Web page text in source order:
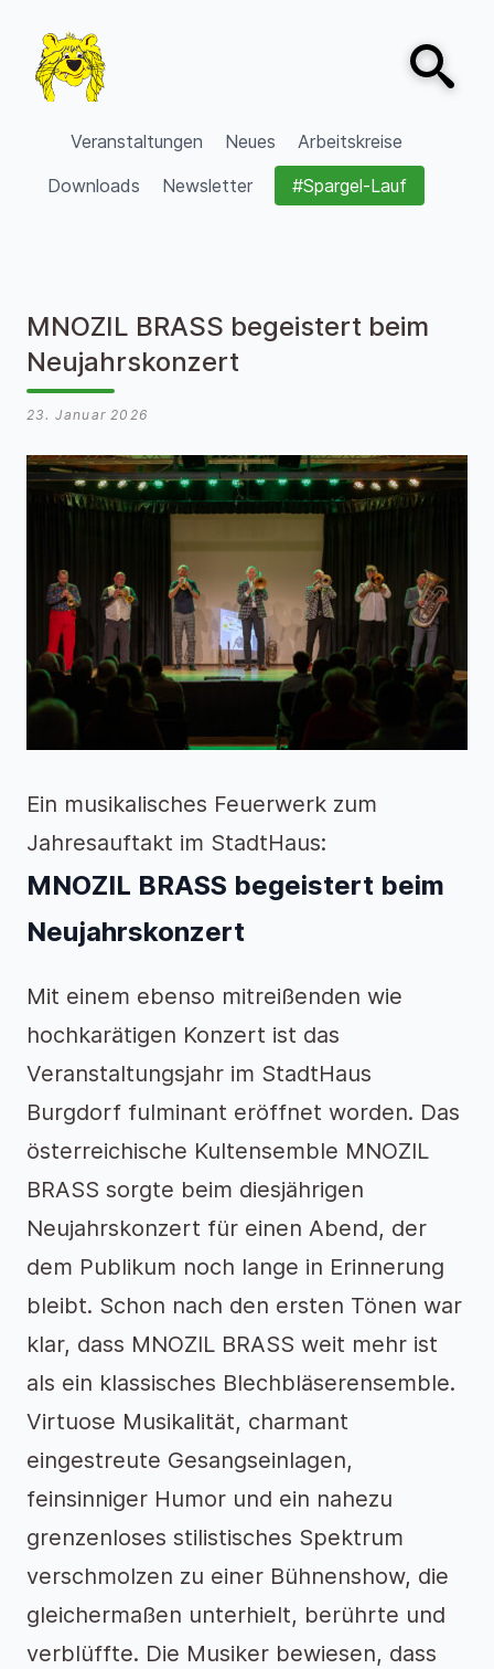
VVV Burgdorf
Veranstaltungen Neues
Arbeitskreise
Downloads
Newsletter #Spargel-Lauf
Open
MNOZIL BRASS begeistert beim
Neujahrskonzert
23. Januar 2026
Ein musikalisches Feuerwerk zum
Jahresauftakt im StadtHaus:
MNOZIL BRASS begeistert beim
Neujahrskonzert
Mit einem ebenso mitreißenden wie
hochkarätigen Konzert ist das
Veranstaltungsjahr im StadtHaus
Burgdorf fulminant eröffnet worden. Das
österreichische Kultensemble MNOZIL
BRASS sorgte beim diesjährigen
Neujahrskonzert für einen Abend, der
dem Publikum noch lange in Erinnerung
bleibt. Schon nach den ersten Tönen war
klar, dass MNOZIL BRASS weit mehr ist
als ein klassisches Blechbläserensemble.
Virtuose Musikalität, charmant
eingestreute Gesangseinlagen,
feinsinniger Humor und ein nahezu
grenzenloses stilistisches Spektrum
verschmolzen zu einer Bühnenshow, die
gleichermaßen unterhielt, berührte und
verblüffte. Die Musiker bewiesen, dass